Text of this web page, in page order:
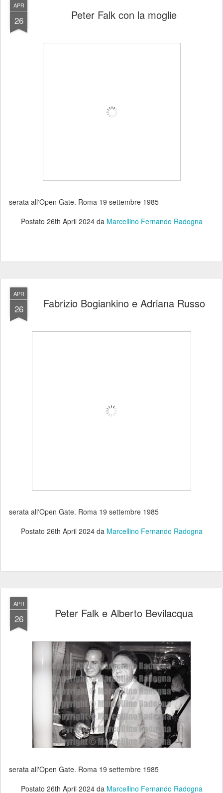
APR
26 Peter Falk con la moglie
serata all'Open Gate. Roma 19 settembre 1985
Postato 26th April 2024da Marcellino Fernando Radogna
APR
26 Fabrizio Bogiankino e Adriana Russo
serata all'Open Gate. Roma 19 settembre 1985
Postato 26th April 2024da Marcellino Fernando Radogna
APR
26 Peter Falk e Alberto Bevilacqua
serata all'Open Gate. Roma 19 settembre 1985
Postato 26th April 2024da Marcellino Fernando Radogna